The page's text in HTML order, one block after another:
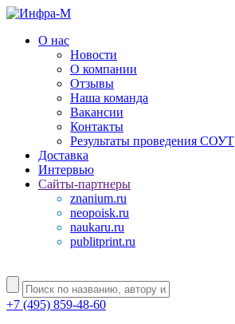
О нас
Новости
О компании
Отзывы
Наша команда
Вакансии
Контакты
Результаты проведения СОУТ
Доставка
Интервью
Сайты-партнеры
znanium.ru
neopoisk.ru
naukaru.ru
publitprint.ru
+7 (495) 859-48-60